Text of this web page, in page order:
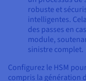
robuste et
intelligentes.
des passes en
module,
sinistre complet.
Configurez le HSM
compris la génération